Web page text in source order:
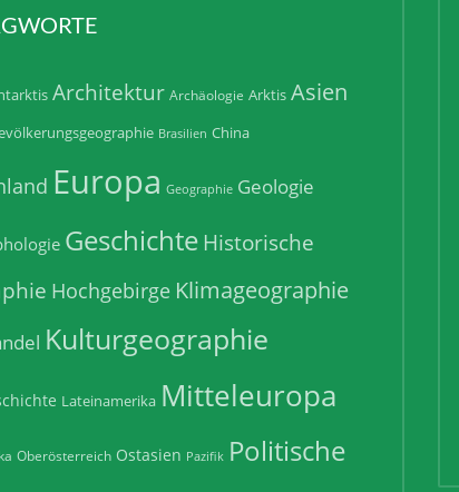
Architektur Archäologie Arktis Asien
Brasilien China
Europa Geographie Geologie
GeschichteHistorische
Hochgebirge Klimageographie
Kulturgeographie
Lateinamerika Mitteleuropa
Oberösterreich Ostasien Pazifik Politische